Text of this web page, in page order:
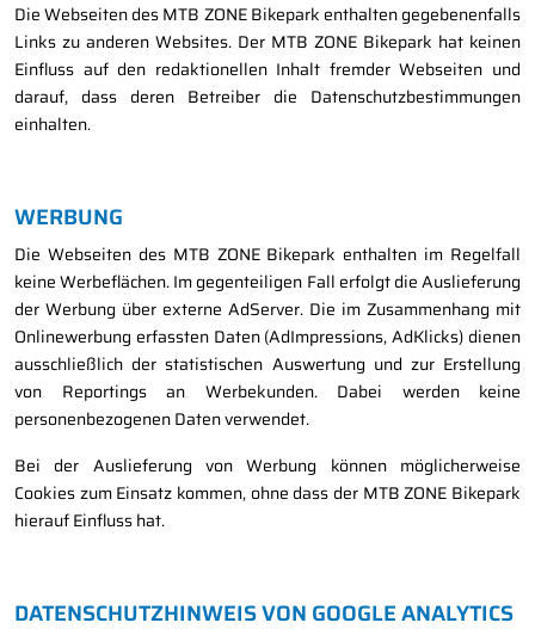
Die Webseiten des MTB ZONE Bikepark enthalten gegebenenfalls
Links zu anderen Websites. Der MTB ZONE Bikepark hat keinen
Einfluss auf den redaktionellen Inhalt fremder Webseiten und
darauf, dass deren Betreiber die Datenschutzbestimmungen
einhalten.
WERBUNG
Die Webseiten des MTB ZONE Bikepark enthalten im Regelfall
keine Werbeflächen. Im gegenteiligen Fall erfolgt die Auslieferung
der Werbung über externe AdServer. Die im Zusammenhang mit
Onlinewerbung erfassten Daten (AdImpressions, AdKlicks) dienen
ausschließlich der statistischen Auswertung und zur Erstellung
von Reportings an Werbekunden. Dabei werden keine
personenbezogenen Daten verwendet.
Bei der Auslieferung von Werbung können möglicherweise
Cookies zum Einsatz kommen, ohne dass der MTB ZONE Bikepark
hierauf Einfluss hat.
DATENSCHUTZHINWEIS VON GOOGLE ANALYTICS